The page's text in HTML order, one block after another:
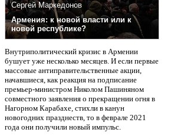
Сергей Маркедонов
Армения: к новой власти или к
новой республике?
Внутриполитический кризис в Армении
бушует уже несколько месяцев. И если первые
массовые антиправительственные акции,
начавшиеся, как реакция на подписание
премьер-министром Николом Пашиняном
совместного заявления о прекращении огня в
Нагорном Карабахе, стихли в канун
новогодних празднеств, то в феврале 2021
года они получили новый импульс.